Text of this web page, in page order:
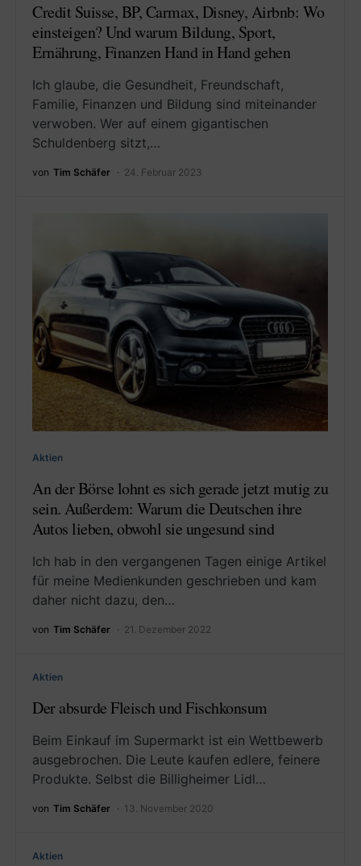
Credit Suisse, BP, Carmax, Disney, Airbnb: Wo
einsteigen? Und warum Bildung, Sport,
Ernährung, Finanzen Hand in Hand gehen
Ich glaube, die Gesundheit, Freundschaft,
Familie, Finanzen und Bildung sind miteinander
verwoben. Wer auf einem gigantischen
Schuldenberg sitzt,…
von Tim Schäfer 24. Februar 2023
Aktien
An der Börse lohnt es sich gerade jetzt mutig zu
sein. Außerdem: Warum die Deutschen ihre
Autos lieben, obwohl sie ungesund sind
Ich hab in den vergangenen Tagen einige Artikel
für meine Medienkunden geschrieben und kam
daher nicht dazu, den…
von Tim Schäfer 21. Dezember 2022
Aktien
Der absurde Fleisch und Fischkonsum
Beim Einkauf im Supermarkt ist ein Wettbewerb
ausgebrochen. Die Leute kaufen edlere, feinere
Produkte. Selbst die Billigheimer Lidl…
von Tim Schäfer 13. November 2020
Aktien